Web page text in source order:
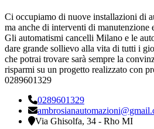
Ci occupiamo di nuove installazioni di
ma anche di interventi di manutenzione
Gli automatismi cancelli Milano e le
dare grande sollievo alla vita di tutti i
che potrai trovare sarà sempre la
risparmi su un progetto realizzato con
0289601329
0289601329
Via Ghisolfa, 34 - Rho MI